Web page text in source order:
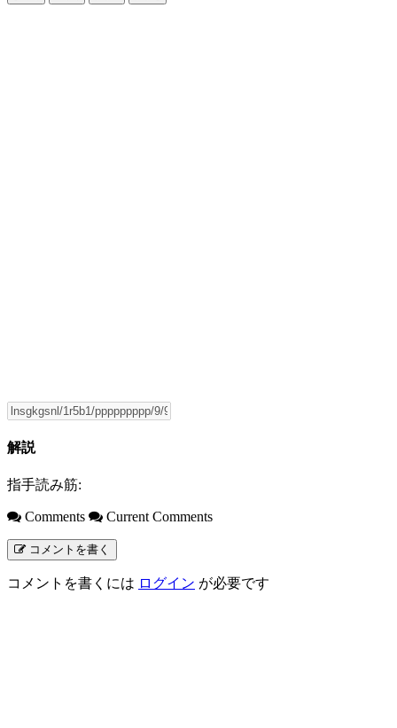
解説
指手読み筋:
Comments Current Comments
コメントを書く
コメントを書くには ログイン が必要です